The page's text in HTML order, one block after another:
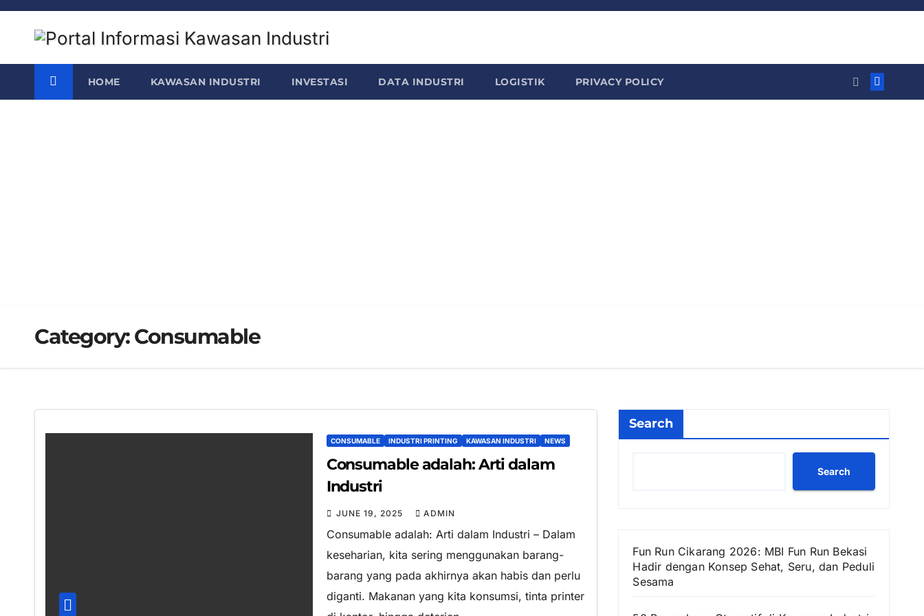
Skip
HOME KAWASAN INDUSTRI INVESTASI DATA INDUSTRI LOGISTIK PRIVACY POLICY
Category:Consumable
CONSUMABLE INDUSTRI PRINTING KAWASAN INDUSTRI NEWS
Consumable adalah: Arti dalam
Industri
JUNE 19, 2025 ADMIN
Consumable adalah: Arti dalam Industri – Dalam
keseharian, kita sering menggunakan barang-
barang yang pada akhirnya akan habis dan perlu
diganti. Makanan yang kita konsumsi, tinta printer
Search
Search
Fun Run Cikarang 2026: MBI Fun Run Bekasi
Hadir dengan Konsep Sehat, Seru, dan Peduli
Sesama